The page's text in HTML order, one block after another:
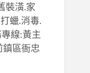
裝潢.家
蠟.消毒.
線:黃主
鎮區衙忠